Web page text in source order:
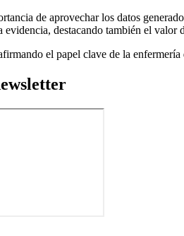
de aprovechar los datos
evidencia, destacando también el
el papel clave de la